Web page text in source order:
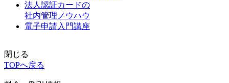
法人認証カードの
社内管理ノウハウ
電子申請入門講座
閉じる
TOPへ戻る